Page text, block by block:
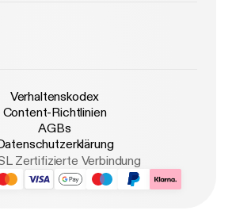
Verhaltenskodex
Content-Richtlinien
AGBs
Zertifizierte Verbindung